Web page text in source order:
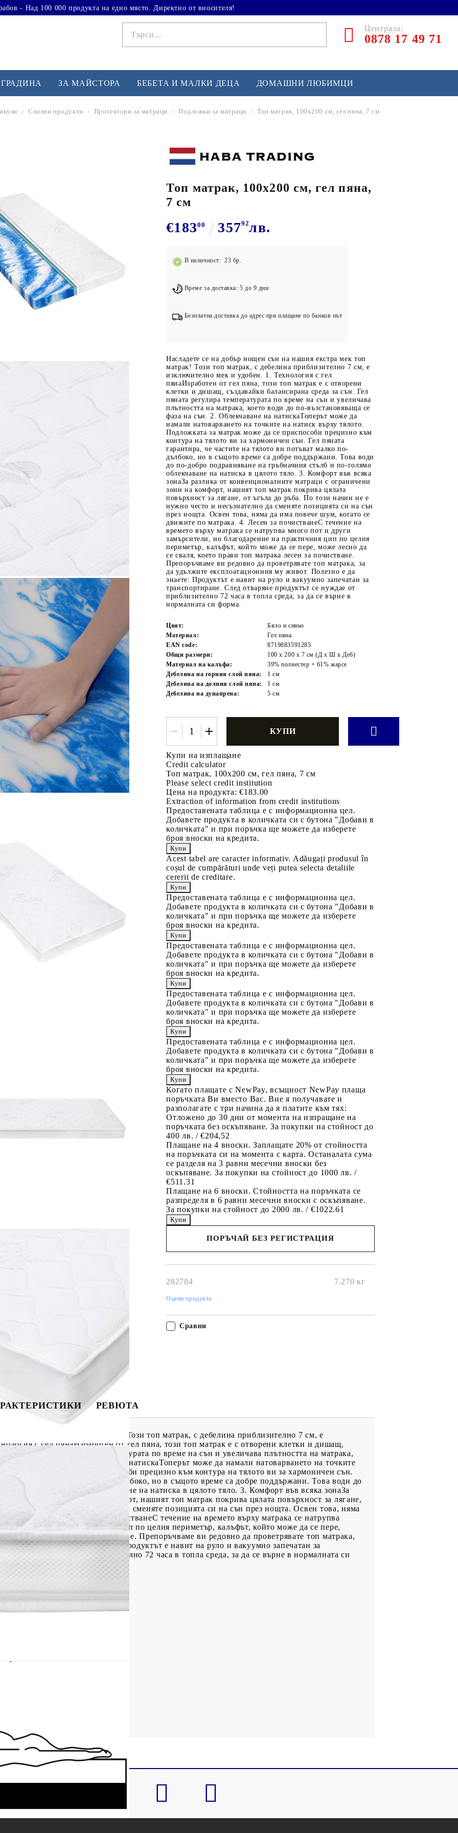
- Над 100 000 продукта на едно място. Директно от вносителя!
Централа:
0878 17 49 71
Тренажори за баланс
Подложки за фитнес уреди
Лостове за набиране
Силови кули
Йога и пилатес
Баскетбол
Бейзбол и софтбол
Основно спортно оборудване
ЗА МАЙСТОРА БЕБЕТА И МАЛКИ ДЕЦА ДОМАШНИ ЛЮБИМЦИ
Спални продукти Протектори за матраци Подложки за матраци Топ матрак, 100x200 см, гел пяна, 7 см
Топ матрак, 100x200 см, гел пяна,
7 см
€18300 35792лв.
В наличност: 23 бр.
Време за доставка: 5 до 9 дни
Безплатна доставка до адрес при плащане по банков път
Насладете се на добър нощен сън на нашия екстра мек топ
матрак! Този топ матрак, с дебелина приблизително 7 см, е
изключително мек и удобен. 1. Технология с гел
пянаИзработен от гел пяна, този топ матрак е с отворени
клетки и дишащ, създавайки балансирана среда за сън. Гел
пяната регулира температурата по време на сън и увеличава
плътността на матрака, което води до по-възстановяваща се
фаза на сън. 2. Облекчаване на натискаТоперът може да
намали натоварването на точките на натиск върху тялото.
Подложката за матрак може да се приспособи прецизно към
контура на тялото ви за хармоничен сън. Гел пяната
гарантира, че частите на тялото ви потъват малко по-
дълбоко, но в същото време са добре поддържани. Това води
до по-добро подравняване на гръбначния стълб и по-голямо
облекчаване на натиска в цялото тяло. 3. Комфорт във всяка
зонаЗа разлика от конвенционалните матраци с ограничени
зони на комфорт, нашият топ матрак покрива цялата
повърхност за лягане, от ъгъла до ръба. По този начин не е
нужно често и несъзнателно да сменяте позицията си на сън
през нощта. Освен това, няма да има повече шум, когато се
движите по матрака. 4. Лесен за почистванеС течение на
времето върху матрака се натрупва много пот и други
замърсители, но благодарение на практичния цип по целия
периметър, калъфът, който може да се пере, може лесно да
се сваля, което прави топ матрака лесен за почистване.
Препоръчваме ви редовно да проветрявате топ матрака, за
да удължите експлоатационния му живот. Полезно е да
знаете: Продуктът е навит на руло и вакуумно запечатан за
транспортиране. След отваряне продуктът се нуждае от
приблизително 72 часа в топла среда, за да се върне в
нормалната си форма.
Цвят:
Бяло и синьо
Материал:
Гел пяна
EAN code:
8719883591285
Общи размери:
100 x 200 x 7 см (Д x Ш x Деб)
Материал на калъфа:
39% полиестер + 61% жарсе
Дебелина на горния слой пяна:
1 см
Дебелина на долния слой пяна:
1 см
Дебелина на дунапрена:
5 см
Купи на изплащане
Credit calculator
Топ матрак, 100x200 см, гел пяна, 7 см
Please select credit institution
Цена на продукта: €183.00
Extraction of information from credit institutions
Предоставената таблица е с информационна цел.
Добавете продукта в количката си с бутона "Добави в
количката" и при поръчка ще можете да изберете
броя вноски на кредита.
Acest tabel are caracter informativ. Adăugați produsul în
coșul de cumpărături unde veți putea selecta detaliile
cererii de creditare.
Предоставената таблица е с информационна цел.
Добавете продукта в количката си с бутона "Добави в
количката" и при поръчка ще можете да изберете
броя вноски на кредита.
Предоставената таблица е с информационна цел.
Добавете продукта в количката си с бутона "Добави в
количката" и при поръчка ще можете да изберете
броя вноски на кредита.
Предоставената таблица е с информационна цел.
Добавете продукта в количката си с бутона "Добави в
количката" и при поръчка ще можете да изберете
броя вноски на кредита.
Предоставената таблица е с информационна цел.
Добавете продукта в количката си с бутона "Добави в
количката" и при поръчка ще можете да изберете
броя вноски на кредита.
Когато плащате с NewPay, всъщност NewPay плаща
поръчката Ви вместо Вас. Вие я получавате и
разполагате с три начина да я платите към тях:
Отложено до 30 дни от момента на изпращане на
поръчката без оскъпяване. За покупки на стойност до
400 лв. / €204,52
Плащане на 4 вноски. Заплащате 20% от стойността
на поръчката си на момента с карта. Останалата сума
се разделя на 3 равни месечни вноски без
оскъпяване. За покупки на стойност до 1000 лв. /
€511.31
Плащане на 6 вноски. Стойността на поръчката се
разпределя в 6 равни месечни вноски с оскъпяване.
За покупки на стойност до 2000 лв. / €1022.61
ПОРЪЧАЙ БЕЗ РЕГИСТРАЦИЯ
282784 7.270 кг
Оцени продукта
Сравни
РЕВЮТА
нашия екстра мек топ матрак! Този топ матрак, с дебелина приблизително 7 см, е
с гел пянаИзработен от гел пяна, този топ матрак е с отворени клетки и дишащ,
Гел пяната регулира температурата по време на сън и увеличава плътността на матрака,
фаза на сън. 2. Облекчаване на натискаТоперът може да намали натоварването на точките
за матрак може да се приспособи прецизно към контура на тялото ви за хармоничен сън.
тялото ви потъват малко по-дълбоко, но в същото време са добре поддържани. Това води до
стълб и по-голямо облекчаване на натиска в цялото тяло. 3. Комфорт във всяка зонаЗа
с ограничени зони на комфорт, нашият топ матрак покрива цялата повърхност за лягане,
нужно често и несъзнателно да сменяте позицията си на сън през нощта. Освен това, няма
по матрака. 4. Лесен за почистванеС течение на времето върху матрака се натрупва
на практичния цип по целия периметър, калъфът, който може да се пере,
топ матрака лесен за почистване. Препоръчваме ви редовно да проветрявате топ матрака,
живот. Полезно е да знаете: Продуктът е навит на руло и вакуумно запечатан за
се нуждае от приблизително 72 часа в топла среда, за да се върне в нормалната си
+ 61% жарсе
1 см